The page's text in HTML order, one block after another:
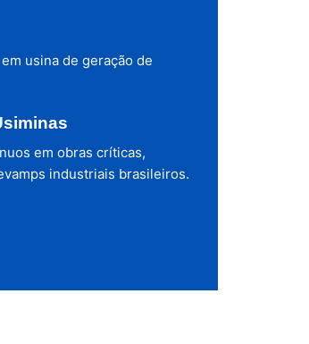
usina de geração de
em obras críticas,
industriais brasileiros.